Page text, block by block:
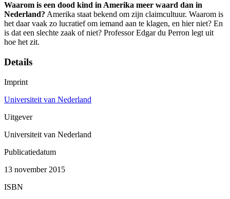
Waarom is een dood kind in Amerika meer waard dan in
Nederland? Amerika staat bekend om zijn claimcultuur. Waarom is
het daar vaak zo lucratief om iemand aan te klagen, en hier niet? En
is dat een slechte zaak of niet? Professor Edgar du Perron legt uit
hoe het zit.
Details
Imprint
Universiteit van Nederland
Uitgever
Universiteit van Nederland
Publicatiedatum
13 november 2015
ISBN